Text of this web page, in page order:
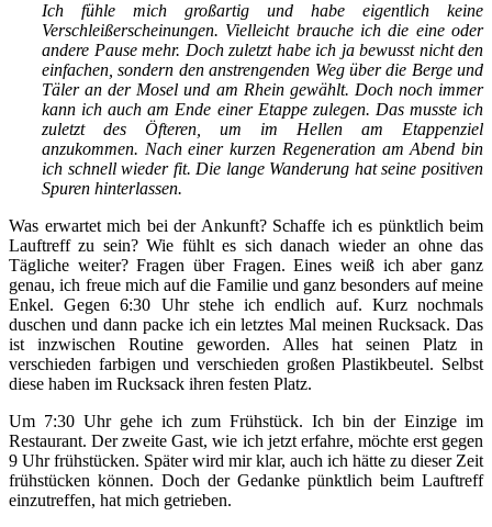
Ich fühle mich großartig und habe eigentlich keine
Verschleißerscheinungen. Vielleicht brauche ich die eine oder
andere Pause mehr. Doch zuletzt habe ich ja bewusst nicht den
einfachen, sondern den anstrengenden Weg über die Berge und
Täler an der Mosel und am Rhein gewählt. Doch noch immer
kann ich auch am Ende einer Etappe zulegen. Das musste ich
zuletzt des Öfteren, um im Hellen am Etappenziel
anzukommen. Nach einer kurzen Regeneration am Abend bin
ich schnell wieder fit. Die lange Wanderung hat seine positiven
Spuren hinterlassen.
Was erwartet mich bei der Ankunft? Schaffe ich es pünktlich beim
Lauftreff zu sein? Wie fühlt es sich danach wieder an ohne das
Tägliche weiter? Fragen über Fragen. Eines weiß ich aber ganz
genau, ich freue mich auf die Familie und ganz besonders auf meine
Enkel. Gegen 6:30 Uhr stehe ich endlich auf. Kurz nochmals
duschen und dann packe ich ein letztes Mal meinen Rucksack. Das
ist inzwischen Routine geworden. Alles hat seinen Platz in
verschieden farbigen und verschieden großen Plastikbeutel. Selbst
diese haben im Rucksack ihren festen Platz.
Um 7:30 Uhr gehe ich zum Frühstück. Ich bin der Einzige im
Restaurant. Der zweite Gast, wie ich jetzt erfahre, möchte erst gegen
9 Uhr frühstücken. Später wird mir klar, auch ich hätte zu dieser Zeit
frühstücken können. Doch der Gedanke pünktlich beim Lauftreff
einzutreffen, hat mich getrieben.